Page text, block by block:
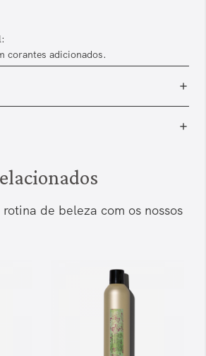
corantes adicionados.
de beleza com os nossos